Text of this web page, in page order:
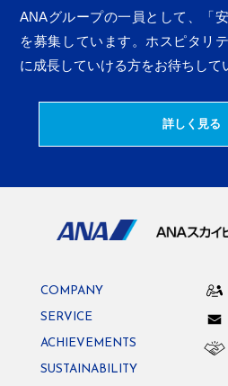
ANAグループの一員として、「
を募集しています。ホスピタリ
に成長していける方をお待ちして
詳しく見る
COMPANY
SERVICE
ACHIEVEMENTS
SUSTAINABILITY